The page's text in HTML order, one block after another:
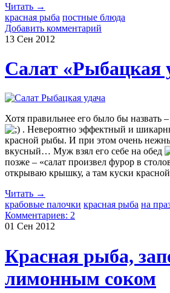
Читать →
красная рыба постные блюда
Добавить комментарий
13 Сен 2012
Салат «Рыбацкая
Хотя правильнее его было бы назвать
. Невероятно эффектный и
красной рыбы. И при этом очень
вкусный… Муж взял его себе на обед
позже – «салат произвел фурор в
открываю крышку, а там куски
Читать →
крабовые палочки красная рыба на
Комментариев: 2
01 Сен 2012
Красная рыба,
лимонным соком